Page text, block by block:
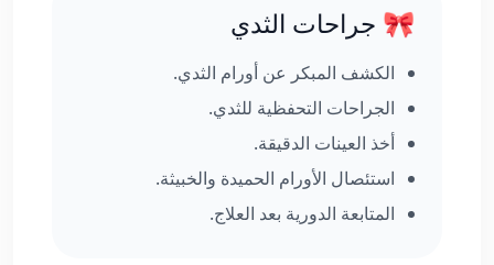
🎀 جراحات الثدي
الكشف المبكر عن أورام الثدي.
الجراحات التحفظية للثدي.
أخذ العينات الدقيقة.
استئصال الأورام الحميدة والخبيثة.
المتابعة الدورية بعد العلاج.